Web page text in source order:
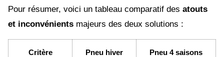
Pour résumer, voici un tableau comparatif des atouts
et inconvénients majeurs des deux solutions :
Critère Pneu hiver Pneu 4 saisons